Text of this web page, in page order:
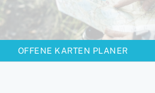
OFFENE KARTEN PLANER